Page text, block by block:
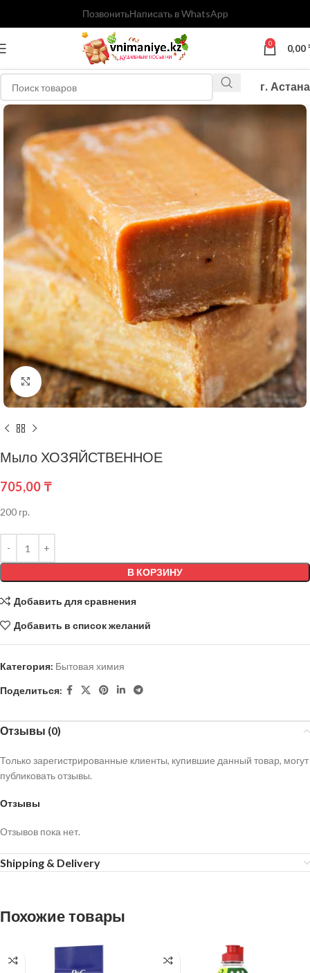
ПозвонитьНаписать в WhatsApp
0 0,00
г. Астана
Нажмите, чтобы увеличить
Мыло ХОЗЯЙСТВЕННОЕ
705,00 ₸
200 гр.
В КОРЗИНУ
Добавить для сравнения
Добавить в список желаний
Категория: Бытовая химия
Поделиться:
Отзывы (0)
Отзывы
Отзывов пока нет.
Только зарегистрированные клиенты, купившие данный товар, могут
публиковать отзывы.
Shipping & Delivery
Похожие товары